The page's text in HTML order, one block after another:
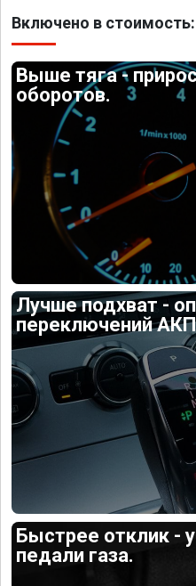
Включено в стоимость:
Выше тяга -
оборотов.
Лучше подхват -
переключений
Быстрее отклик -
педали газа.